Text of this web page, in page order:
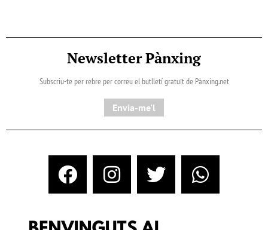
Newsletter Pànxing
Subscriu-te per rebre per correu el butlletí gratuït de Pànxing.net​
Envia-me'l